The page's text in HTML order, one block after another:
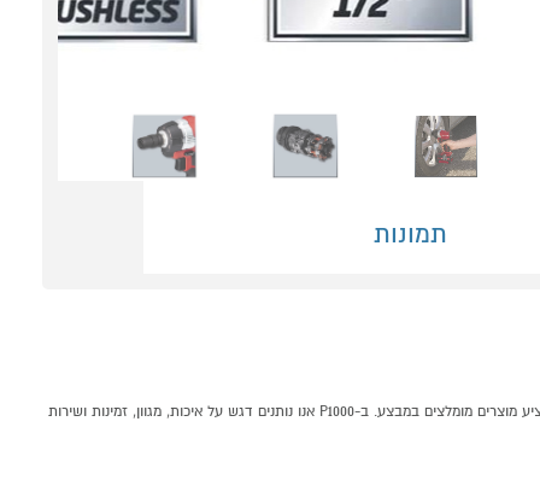
תמונות
מפתח ברגים "1/2 BRUSHLESS (גוף) קומפקטי ונוח להפעלה קונים אונליין בקטגוריית מברגות במחלקת כלי עבודה ותחזוקה בP1000 - אתר קניות ישראלי בטוח, משתלם ונוח המציע מוצרים מומלצים במבצע. ב-P1000 אנו נותנים דגש על איכות, מגוון, זמינות ושירות